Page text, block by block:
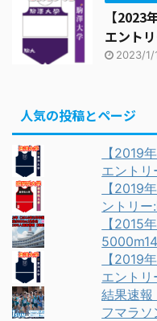
【2023
エント
2023/1/
人気の投稿とページ
【2019
エントリ
【2019
ントリー
【2015
【2019
エントリ
結果速
フマラ